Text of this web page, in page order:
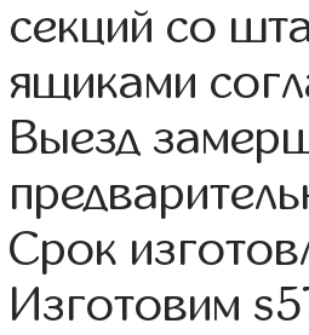
секций со
ящиками
Выезд
Срок
Изготовим